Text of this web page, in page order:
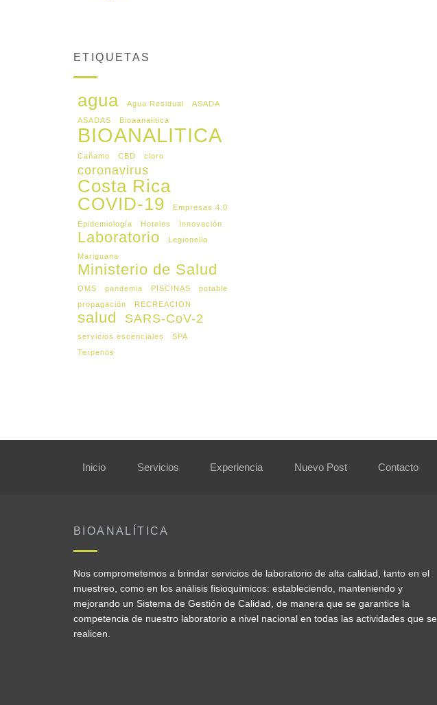
ETIQUETAS
agua Agua Residual
ASADA
ASADAS
Bioaanalitica
BIOANALITICA
Cañamo CBD cloro
coronavirus
Costa Rica
COVID-19
Empresas 4.0
Epidemiología
Hoteles Innovación
Laboratorio
Legionella
Mariguana
Ministerio de Salud
OMS pandemia PISCINAS
potable
propagación
RECREACION
salud SARS-CoV-2
servicios escenciales
SPA
Terpenos
Inicio Servicios Experiencia Nuevo Post Contacto
BIOANALÍTICA
Nos comprometemos a brindar servicios de laboratorio de alta calidad, tanto en el
muestreo, como en los análisis fisioquímicos: estableciendo, manteniendo y
mejorando un Sistema de Gestión de Calidad, de manera que se garantice la
competencia de nuestro laboratorio a nivel nacional en todas las actividades que se
realicen.